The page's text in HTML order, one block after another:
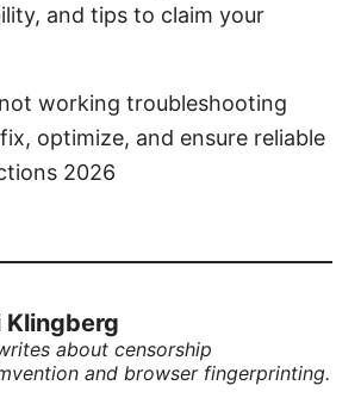
and tips to claim your
working troubleshooting
optimize, and ensure reliable
2026
Klingberg
about censorship
and browser fingerprinting.